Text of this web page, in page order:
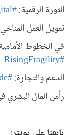
الثورة الرقمية:#PowerofDigital
تمويل العمل
في الخطوط
#RisingFragility
الدعم والتجارة:#UnleashTrade
رأس المال